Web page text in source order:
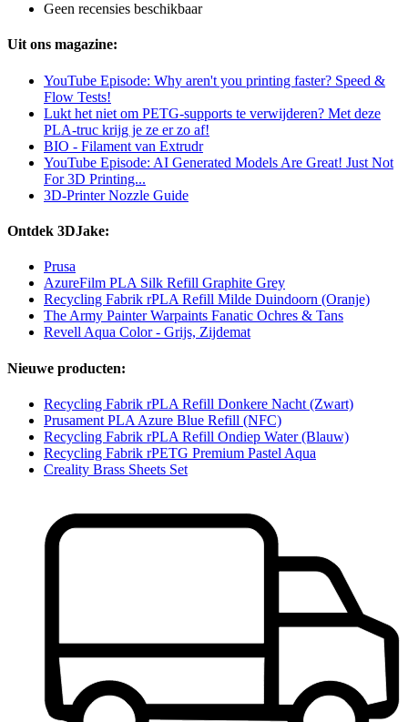
Geen recensies beschikbaar
Uit ons magazine:
YouTube Episode: Why aren't you printing faster? Speed &
Flow Tests!
Lukt het niet om PETG-supports te verwijderen? Met deze
PLA-truc krijg je ze er zo af!
BIO - Filament van Extrudr
YouTube Episode: AI Generated Models Are Great! Just Not
For 3D Printing...
3D-Printer Nozzle Guide
Ontdek 3DJake:
Prusa
AzureFilm PLA Silk Refill Graphite Grey
Recycling Fabrik rPLA Refill Milde Duindoorn (Oranje)
The Army Painter Warpaints Fanatic Ochres & Tans
Revell Aqua Color - Grijs, Zijdemat
Nieuwe producten:
Recycling Fabrik rPLA Refill Donkere Nacht (Zwart)
Prusament PLA Azure Blue Refill (NFC)
Recycling Fabrik rPLA Refill Ondiep Water (Blauw)
Recycling Fabrik rPETG Premium Pastel Aqua
Creality Brass Sheets Set